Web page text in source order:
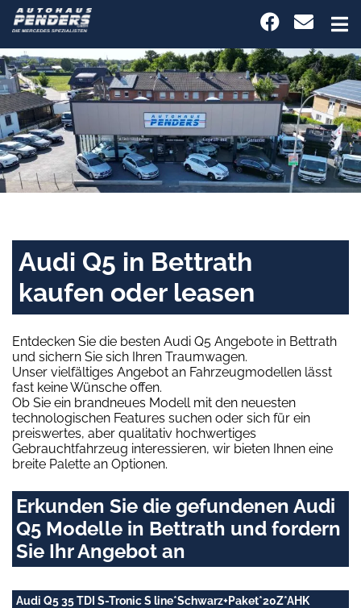
Audi Q5 in Bettrath
kaufen oder leasen
Entdecken Sie die besten Audi Q5 Angebote in Bettrath
und sichern Sie sich Ihren Traumwagen.
Unser vielfältiges Angebot an Fahrzeugmodellen lässt
fast keine Wünsche offen.
Ob Sie ein brandneues Modell mit den neuesten
technologischen Features suchen oder sich für ein
preiswertes, aber qualitativ hochwertiges
Gebrauchtfahrzeug interessieren, wir bieten Ihnen eine
breite Palette an Optionen.
Erkunden Sie die gefundenen Audi
Q5 Modelle in Bettrath und fordern
Sie Ihr Angebot an
Audi Q5 35 TDI S-Tronic S line*Schwarz+Paket*20Z*AHK